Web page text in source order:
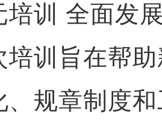
训 全面发
旨在帮助
、规章制度